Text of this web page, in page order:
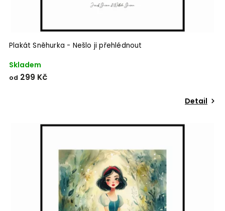
Plakát Sněhurka - Nešlo ji přehlédnout
Skladem
od 299 Kč
Detail